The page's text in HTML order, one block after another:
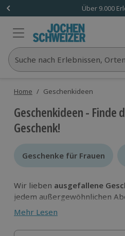
Über 9.000
Suche nach Erlebnissen,
Home / Geschenkideen
Geschenkideen - Finde
Geschenk!
Geschenke für Frauen
Geschenke für Frauen
Wir lieben ausgefallene
jedem außergewöhnlichen
der entsprechenden Dosis
erleben, was in dir steckt!
Mehr Lesen